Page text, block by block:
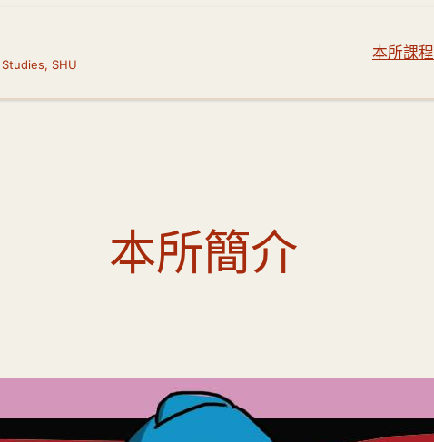
本所課程
本所簡介